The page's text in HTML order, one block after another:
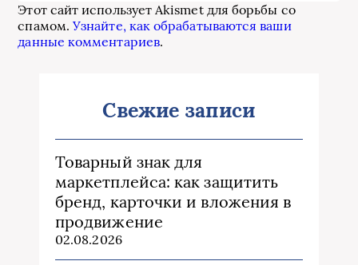
Этот сайт использует Akismet для борьбы со
спамом.Узнайте, как обрабатываются ваши
данные комментариев.
Свежие записи
Товарный знак для
маркетплейса: как защитить
бренд, карточки и вложения в
продвижение
02.08.2026